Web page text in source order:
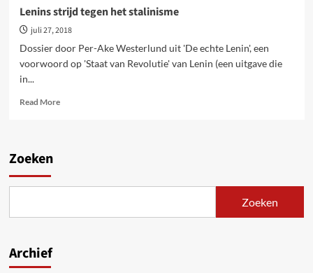
Lenins strijd tegen het stalinisme
juli 27, 2018
Dossier door Per-Ake Westerlund uit 'De echte Lenin', een
voorwoord op 'Staat van Revolutie' van Lenin (een uitgave die
in...
Read MoreRead
Zoeken
Zoeken
Archief